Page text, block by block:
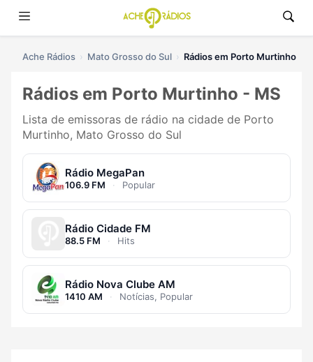
Ache Rádios Mato Grosso do Sul Rádios em Porto Murtinho
Rádios em Porto Murtinho - MS
Lista de emissoras de rádio na cidade de Porto
Murtinho, Mato Grosso do Sul
Rádio MegaPan
106.9 FM · Popular
Rádio Cidade FM
88.5 FM · Hits
Rádio Nova Clube AM
1410 AM · Notícias, Popular